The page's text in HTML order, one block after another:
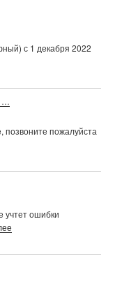
с 1 декабря 2022
…
позвоните пожалуйста
учтет ошибки